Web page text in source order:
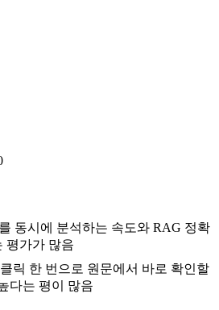
동시에 분석하는 속도와 RAG 정확
평가가 많음
릭 한 번으로 원문에서 바로 확인할
다는 평이 많음